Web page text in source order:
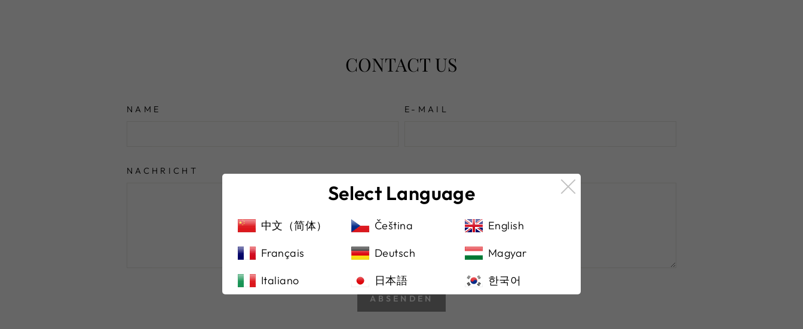
CONTACT US
NAME E-MAIL
NACHRICHT
ABSENDEN
Select Language
中文（简体） Čeština
English
Français
Deutsch
Magyar
Italiano
日本語 한국어